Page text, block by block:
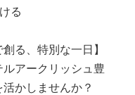
る
る、特別な一日】
アークリッシュ豊
かしませんか？